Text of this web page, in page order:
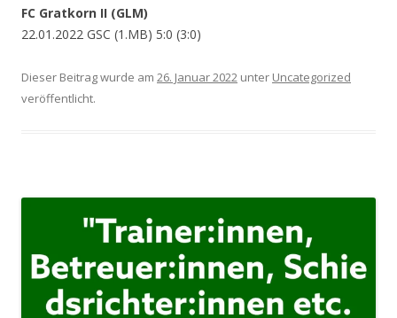
FC Gratkorn II (GLM)
22.01.2022 GSC (1.MB) 5:0 (3:0)
Dieser Beitrag wurde am 26. Januar 2022 unter Uncategorized
veröffentlicht.